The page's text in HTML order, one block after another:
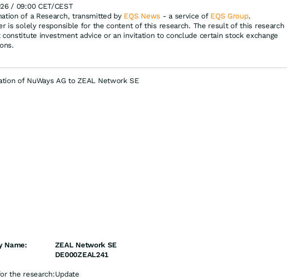
/ 09:00 CET/CEST
of a Research, transmitted by EQS News - a service of EQS Group.
is solely responsible for the content of this research. The result of this research
constitute investment advice or an invitation to conclude certain stock exchange
of NuWays AG to ZEAL Network SE
Name:
ZEAL Network SE
DE000ZEAL241
the research:Update